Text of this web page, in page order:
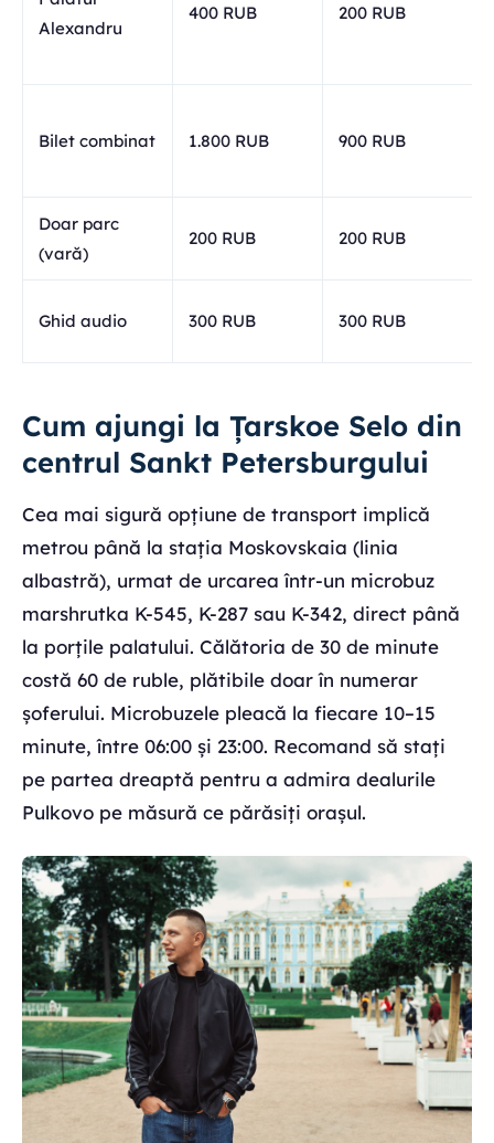
Alexandru
400 RUB 200 RUB
Bilet combinat 1.800 RUB 900 RUB
Doar parc
(vară)
200 RUB 200 RUB
Ghid audio 300 RUB 300 RUB
Cum ajungi la Țarskoe Selo din
centrul Sankt Petersburgului
Cea mai sigură opțiune de transport implică
metrou până la stația Moskovskaia (linia
albastră), urmat de urcarea într-un microbuz
marshrutka K-545, K-287 sau K-342, direct până
la porțile palatului. Călătoria de 30 de minute
costă 60 de ruble, plătibile doar în numerar
șoferului. Microbuzele pleacă la fiecare 10–15
minute, între 06:00 și 23:00. Recomand să stați
pe partea dreaptă pentru a admira dealurile
Pulkovo pe măsură ce părăsiți orașul.